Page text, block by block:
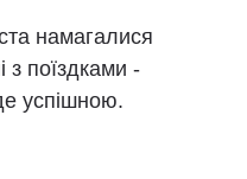
намагалися
з поїздками -
успішною.